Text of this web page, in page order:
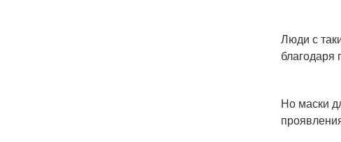
Люди с
благодаря
Но маски